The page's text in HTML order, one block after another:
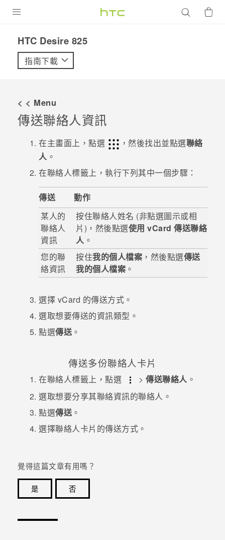
VIVE
配件
優惠專區
焦點訊息
校園專案
企業採購
銷售通路
VIVELAND
HTC Desire 825‎
指南下載
< < Menu
傳送聯絡人資訊
在主畫面上，點選 ，然後找出並點選聯絡
人 。
在聯絡人標籤上，執行下列其中一個步驟：
傳送
動作
某人的
聯絡人
資訊
按住聯絡人姓名 (非點選圖示或相
片)，然後點選使用 vCard 傳送聯絡
人 。
您的聯
絡資訊
按住我的個人檔案 ，然後點選傳送
我的個人檔案 。
選擇 vCard 的傳送方式。
選取想要傳送的資訊類型。
點選傳送。
傳送多份聯絡人卡片
在聯絡人標籤上，點選 > 傳送聯絡人 。
選取想要分享其聯絡資訊的聯絡人。
點選傳送。
選擇聯絡人卡片的傳送方式。
覺得這篇文章有用嗎？
是
否